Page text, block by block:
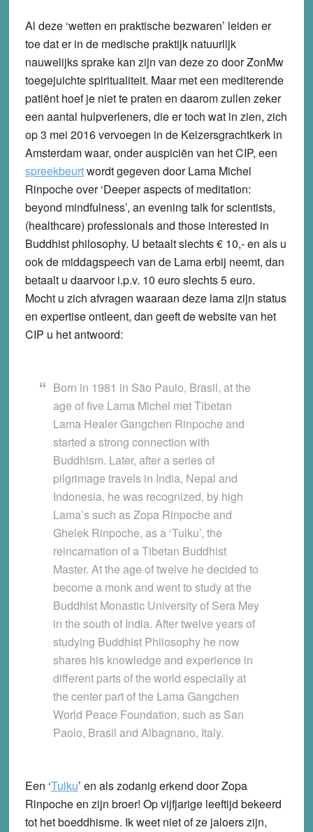
Al deze ‘wetten en praktische bezwaren’ leiden er
toe dat er in de medische praktijk natuurlijk
nauwelijks sprake kan zijn van deze zo door ZonMw
toegejuichte spiritualiteit. Maar met een mediterende
patiënt hoef je niet te praten en daarom zullen zeker
een aantal hulpverleners, die er toch wat in zien, zich
op 3 mei 2016 vervoegen in de Keizersgrachtkerk in
Amsterdam waar, onder auspiciën van het CIP, een
spreekbeurtwordt gegeven door Lama Michel
Rinpoche over ‘Deeper aspects of meditation:
beyond mindfulness’, an evening talk for scientists,
(healthcare) professionals and those interested in
Buddhist philosophy. U betaalt slechts € 10,- en als u
ook de middagspeech van de Lama erbij neemt, dan
betaalt u daarvoor i.p.v. 10 euro slechts 5 euro.
Mocht u zich afvragen waaraan deze lama zijn status
en expertise ontleent, dan geeft de website van het
CIP u het antwoord:
Born in 1981 in São Paulo, Brasil, at the
age of five Lama Michel met Tibetan
Lama Healer Gangchen Rinpoche and
started a strong connection with
Buddhism. Later, after a series of
pilgrimage travels in India, Nepal and
Indonesia, he was recognized, by high
Lama’s such as Zopa Rinpoche and
Ghelek Rinpoche, as a ‘Tulku’, the
reincarnation of a Tibetan Buddhist
Master. At the age of twelve he decided to
become a monk and went to study at the
Buddhist Monastic University of Sera Mey
in the south of India. After twelve years of
studying Buddhist Philosophy he now
shares his knowledge and experience in
different parts of the world especially at
the center part of the Lama Gangchen
World Peace Foundation, such as San
Paolo, Brasil and Albagnano, Italy.
Een ‘Tulku’ en als zodanig erkend door Zopa
Rinpoche en zijn broer! Op vijfjarige leeftijd bekeerd
tot het boeddhisme. Ik weet niet of ze jaloers zijn,